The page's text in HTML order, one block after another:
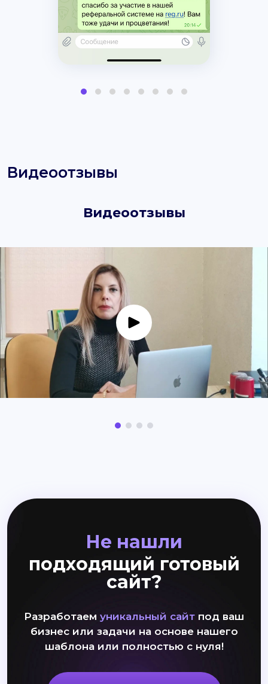
Видеоотзывы
Видеоотзывы
Не нашли
подходящий готовый
сайт?
Разработаем уникальный сайт под ваш
бизнес или задачи на основе нашего
шаблона или полностью с нуля!